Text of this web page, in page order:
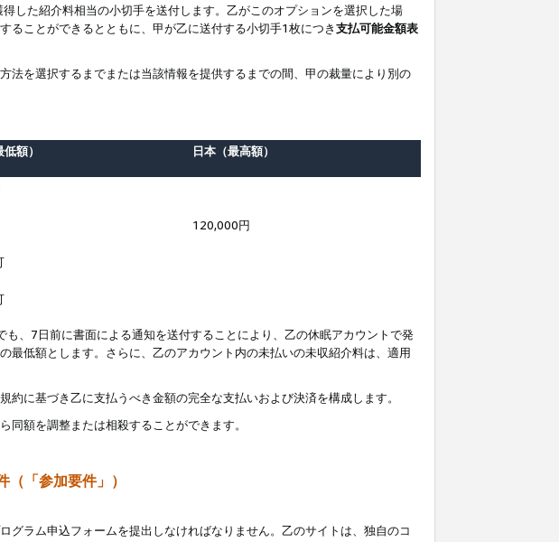
た紹介料相当の小切手を送付します。乙がこのオプションを選択した場
ることができるとともに、甲が乙に送付する小切手1枚につき支払可能金額表
を選択するまでまたは当該情報を提供するまでの間、甲の裁量により別の
額） 日本（最高額）
120,000円
、7日前に書面による通知を送付することにより、乙の休眠アカウントで発
最低額とします。さらに、乙のアカウント内の未払いの未収紹介料は、適用
に基づき乙に支払うべき金額の完全な支払いおよび決済を構成します。
額を調整または相殺することができます。
「参加要件」）
ラム申込フォームを提出しなければなりません。乙のサイトは、独自のコ